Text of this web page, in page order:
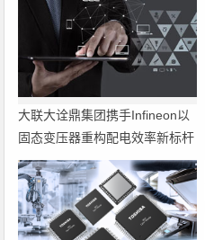
大联大诠鼎集团携手Infineon以
固态变压器重构配电效率新标杆